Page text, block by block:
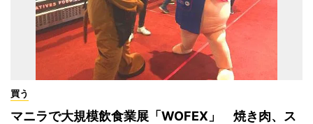
買う
マニラで大規模飲食業展「WOFEX」 焼き肉、ス